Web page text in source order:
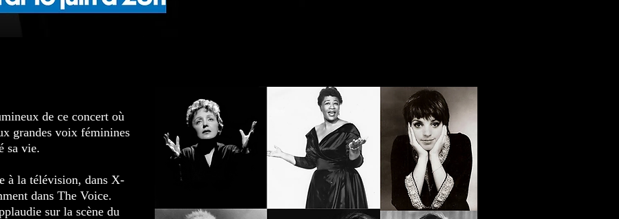
de ce concert où
grandes voix féminines
sa vie.
à la télévision, dans X-
dans The Voice.
sur la scène du